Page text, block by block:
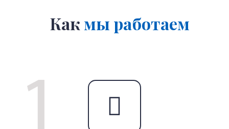
Какмы работаем